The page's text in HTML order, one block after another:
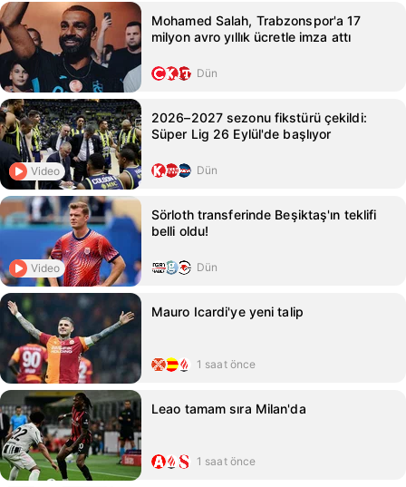
Mohamed Salah, Trabzonspor'a 17
milyon avro yıllık ücretle imza attı
Dün
Video
2026–2027 sezonu fikstürü çekildi:
Süper Lig 26 Eylül'de başlıyor
Dün
Video
Sörloth transferinde Beşiktaş'ın teklifi
belli oldu!
Dün
Mauro Icardi'ye yeni talip
1 saat önce
Leao tamam sıra Milan'da
1 saat önce